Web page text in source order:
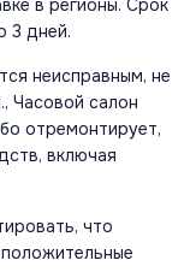
в регионы. Срок
3 дней.
неисправным, не
Часовой салон
отремонтирует,
включая
что